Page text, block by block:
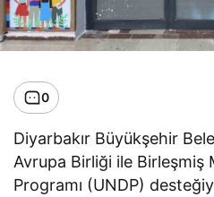
0
Diyarbakır Büyükşehir
Avrupa Birliği ile Birleşmiş
Programı (UNDP)